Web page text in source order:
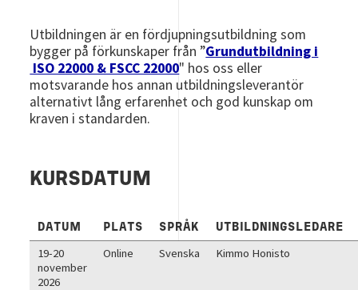
Utbildningen är en fördjupningsutbildning som
bygger på förkunskaper från ”Grundutbildning i
ISO 22000 & FSCC 22000" hos oss eller
motsvarande hos annan utbildningsleverantör
alternativt lång erfarenhet och god kunskap om
kraven i standarden.
KURSDATUM
DATUM PLATS SPRÅK UTBILDNINGSLEDARE
19-20
november
2026
Online Svenska Kimmo Honisto